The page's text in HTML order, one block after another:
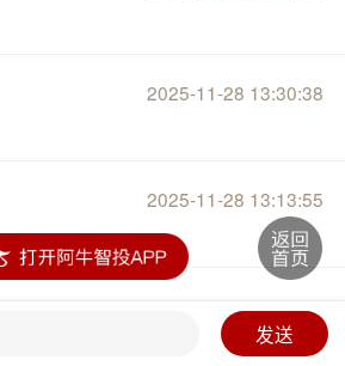
2025-11-28 13:30:38
2025-11-28 13:13:55
2025-09-11 16:32:04
发送